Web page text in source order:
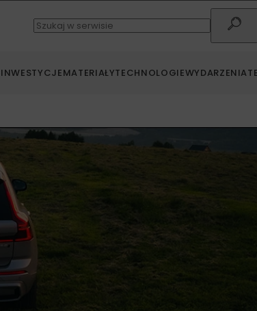
INWESTYCJEMATERIAŁYTECHNOLOGIEWYDARZENIA